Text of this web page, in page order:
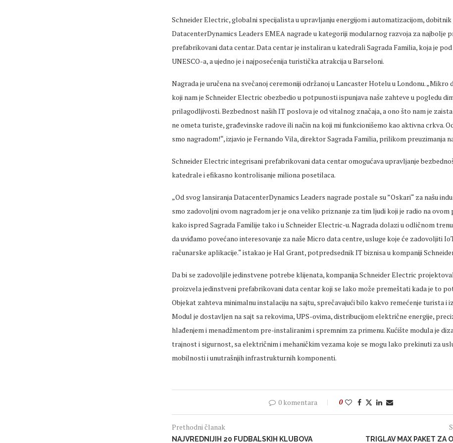
Schneider Electric, globalni specijalista u upravljanju energijom i automatizacijom,
DatacenterDynamics Leaders EMEA nagrade u kategoriji modularnog razvoja za najbolje
prefabrikovani data centar. Data centar je instaliran u katedrali Sagrada Familia, koja je
UNESCO-a, a ujedno je i najposećenija turistička atrakcija u Barseloni.
Nagrada je uručena na svečanoj ceremoniji održanoj u Lancaster Hotelu u Londonu. „Mikro
koji nam je Schneider Electric obezbedio u potpunosti ispunjava naše zahteve u pogledu
prilagodljivosti. Bezbednost naših IT poslova je od vitalnog značaja, a ono što nam je zaista
ne ometa turiste, građevinske radove ili način na koji mi funkcionišemo kao aktivna crkva.
smo nagradom!“, izjavio je Fernando Vila, direktor Sagrada Familia, prilikom preuzimanja
Schneider Electric integrisani prefabrikovani data centar omogućava upravljanje
katedrale i efikasno kontrolisanje miliona posetilaca.
„Od svog lansiranja DatacenterDynamics Leaders nagrade postale su ”Oskari“ za našu
smo zadovoljni ovom nagradom jer je ona veliko priznanje za tim ljudi koji je radio na ovom
kako ispred Sagrada Familije tako i u Schneider Electric-u. Nagrada dolazi u odličnom
da uviđamo povećano interesovanje za naše Micro data centre, usluge koje će zadovoljiti
računarske aplikacije.“ istakao je Hal Grant, potpredsednik IT biznisa u kompaniji
Da bi se zadovoljile jedinstvene potrebe klijenata, kompanija Schneider Electric
proizvela jedinstveni prefabrikovani data centar koji se lako može premeštati kada je to
Objekat zahteva minimalnu instalaciju na sajtu, sprečavajući bilo kakvo remećenje turista i
Modul je dostavljen na sajt sa rekovima, UPS-ovima, distribucijom električne energije,
hlađenjem i menadžmentom pre-instaliranim i spremnim za primenu. Kućište modula je
trajnost i sigurnost, sa električnim i mehaničkim vezama koje se mogu lako prekinuti za
mobilnosti i unutrašnjih infrastrukturnih komponenti.
0 komentara 0
Prethodni članak
NAJVREDNIJIH 20 FUDBALSKIH KLUBOVA
TRIGLAV MAX PAKET ZA